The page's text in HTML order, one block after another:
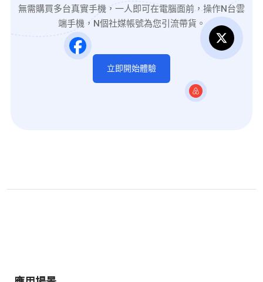
無需購買多台真實手機，一人即可在電腦面前，操作N台雲
端手機，N個社媒帳號為您引流帶貨。
立即開始體驗